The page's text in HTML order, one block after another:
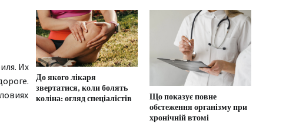
Их
До якого лікаря
звертатися, коли болять
коліна: огляд спеціалістів
Що показує повне
обстеження організму при
хронічній втомі